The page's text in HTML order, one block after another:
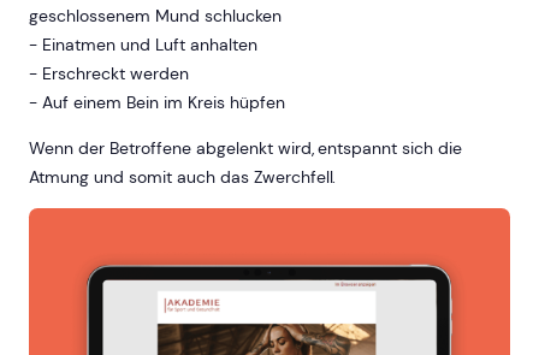
geschlossenem Mund schlucken
- Einatmen und Luft anhalten
- Erschreckt werden
- Auf einem Bein im Kreis hüpfen
Wenn der Betroffene abgelenkt wird, entspannt sich die
Atmung und somit auch das Zwerchfell.